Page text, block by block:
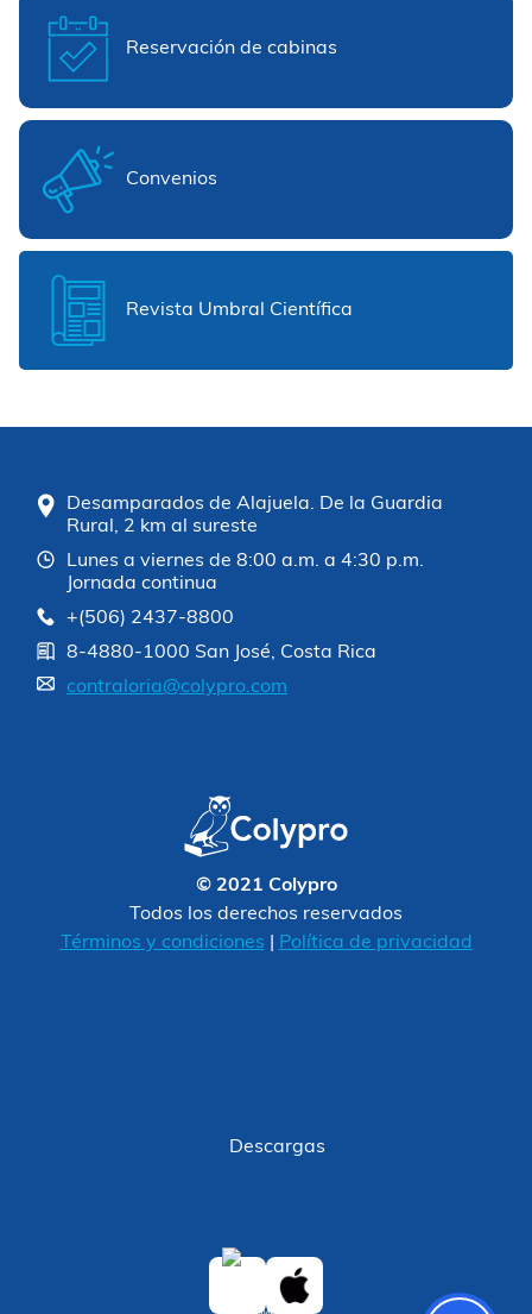
Reservación de cabinas
Convenios
Revista Umbral Científica
Desamparados de Alajuela. De la Guardia
Rural, 2 km al sureste
Lunes a viernes de 8:00 a.m. a 4:30 p.m.
Jornada continua
+(506) 2437-8800
8-4880-1000 San José, Costa Rica
contraloria@colypro.com
© 2021 Colypro
Todos los derechos reservados
Términos y condiciones
Política de privacidad
Descargas